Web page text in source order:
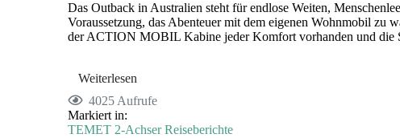
Das Outback in Australien steht für endlose Weiten,
Voraussetzung, das Abenteuer mit dem eigenen Wohnmobil zu
der ACTION MOBIL Kabine jeder Komfort vorhanden und die
Weiterlesen
4025 Aufrufe
Markiert in:
TEMET 2-Achser Reiseberichte